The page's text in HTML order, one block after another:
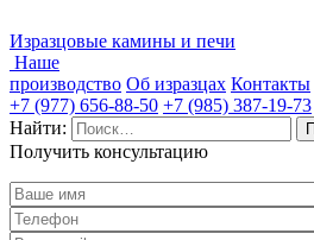
Изразцовые камины и печи
Наше
производство Об изразцах Контакты
+7 (977) 656-88-50 +7 (985) 387-19-73
Найти:
Получить консультацию